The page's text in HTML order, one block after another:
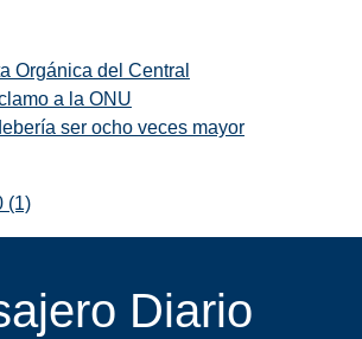
Orgánica del Central
a la ONU
ser ocho veces mayor
Diario